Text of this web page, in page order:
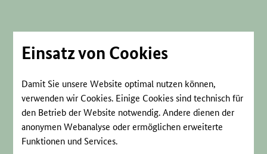
Einsatz von Cookies
Damit Sie unsere Website optimal nutzen können,
verwenden wir Cookies. Einige Cookies sind technisch für
den Betrieb der Website notwendig. Andere dienen der
anonymen Webanalyse oder ermöglichen erweiterte
Funktionen und Services.